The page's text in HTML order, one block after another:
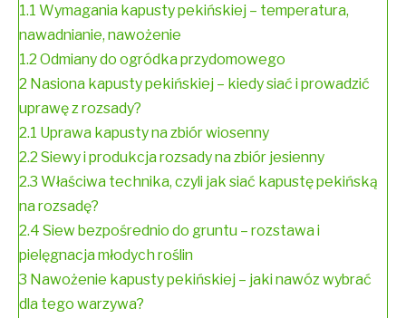
1.1 Wymagania kapusty pekińskiej – temperatura,
nawadnianie, nawożenie
1.2 Odmiany do ogródka przydomowego
2 Nasiona kapusty pekińskiej – kiedy siać i prowadzić
uprawę z rozsady?
2.1 Uprawa kapusty na zbiór wiosenny
2.2 Siewy i produkcja rozsady na zbiór jesienny
2.3 Właściwa technika, czyli jak siać kapustę pekińską
na rozsadę?
2.4 Siew bezpośrednio do gruntu – rozstawa i
pielęgnacja młodych roślin
3 Nawożenie kapusty pekińskiej – jaki nawóz wybrać
dla tego warzywa?